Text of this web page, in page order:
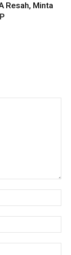
Resah, Minta